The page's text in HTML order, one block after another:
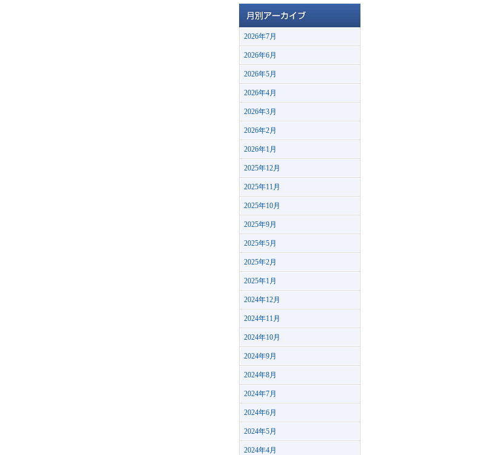
2026年7月
2026年6月
2026年5月
2026年4月
2026年3月
2026年2月
2026年1月
2025年12月
2025年11月
2025年10月
2025年9月
2025年5月
2025年2月
2025年1月
2024年12月
2024年11月
2024年10月
2024年9月
2024年8月
2024年7月
2024年6月
2024年5月
2024年4月